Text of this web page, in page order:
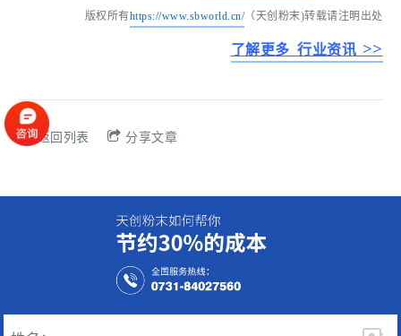
版权所有https://www.sbworld.cn/（天创粉末)转载请注明出处
了解更多 行业资讯 >>
返回列表 分享文章